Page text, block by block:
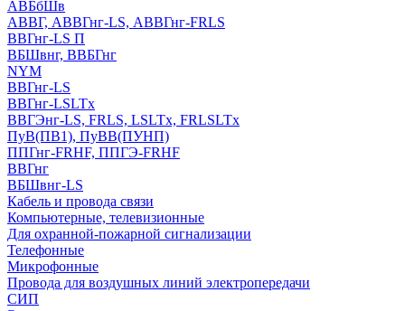
АВБбШв
АВВГ, АВВГнг-LS, АВВГнг-FRLS
ВВГнг-LS П
ВБШвнг, ВВБГнг
NYM
ВВГнг-LS
ВВГнг-LSLTx
ВВГЭнг-LS, FRLS, LSLTx, FRLSLTx
ПуВ(ПВ1), ПуВВ(ПУНП)
ППГнг-FRHF, ППГЭ-FRHF
ВВГнг
ВБШвнг-LS
Кабель и провода связи
Компьютерные, телевизионные
Для охранной-пожарной сигнализации
Телефонные
Микрофонные
Провода для воздушных линий электропередачи
СИП